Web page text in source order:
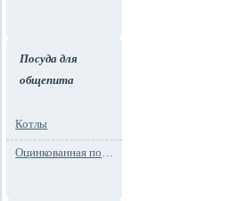
Посуда для
общепита
Котлы
Оцинкованная посуда